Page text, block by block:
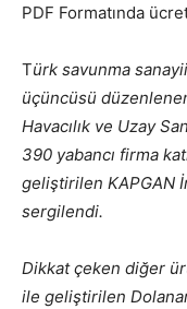
PDF Formatında
Türk savunma
üçüncüsü
Havacılık ve Uzay
390 yabancı firma
geliştirilen KAPGAN
sergilendi.
Dikkat çeken diğer
ile geliştirilen